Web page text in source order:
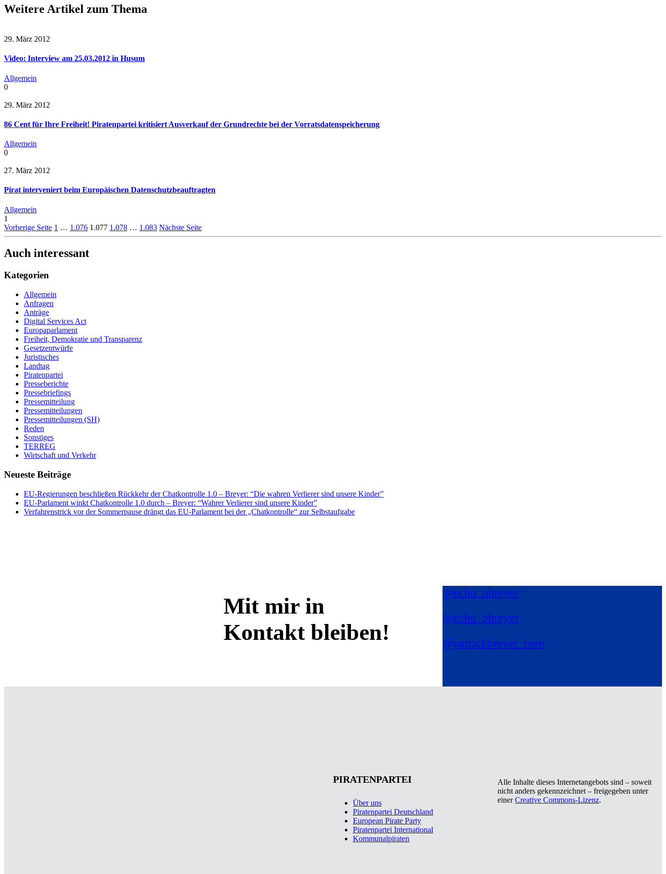
Weitere Artikel zum Thema
29. März 2012
Video: Interview am 25.03.2012 in Husum
Allgemein
0
29. März 2012
86 Cent für Ihre Freiheit! Piratenpartei kritisiert Ausverkauf der Grundrechte bei der Vorratsdatenspeicherung
Allgemein
0
27. März 2012
Pirat interveniert beim Europäischen Datenschutzbeauftragten
Allgemein
1
Vorherige Seite 1 … 1.076 1.077 1.078 … 1.083 Nächste Seite
Auch interessant
Kategorien
Allgemein
Anfragen
Anträge
Digital Services Act
Europaparlament
Freiheit, Demokratie und Transparenz
Gesetzentwürfe
Juristisches
Landtag
Piratenpartei
Presseberichte
Pressebriefings
Pressemitteilung
Pressemitteilungen
Pressemitteilungen (SH)
Reden
Sonstiges
TERREG
Wirtschaft und Verkehr
Neueste Beiträge
EU-Regierungen beschließen Rückkehr der Chatkontrolle 1.0 – Breyer: “Die wahren Verlierer sind unsere Kinder”
EU-Parlament winkt Chatkontrolle 1.0 durch – Breyer: “Wahrer Verlierer sind unsere Kinder”
Verfahrenstrick vor der Sommerpause drängt das EU-Parlament bei der „Chatkontrolle“ zur Selbstaufgabe
Mit mir in
Kontakt bleiben!
@echo_pbreyer
@echo_pbreyer
@patrickbreyer_mep
PIRATENPARTEI
Über uns
Piratenpartei Deutschland
European Pirate Party
Piratenpartei International
Kommunalpiraten
Alle Inhalte dieses Internetangebots sind – soweit
nicht anders gekennzeichnet – freigegeben unter
einerCreative Commons-Lizenz.